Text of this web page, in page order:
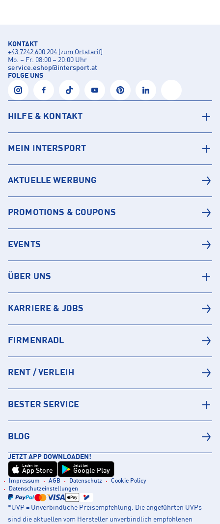
KONTAKT
+43 7242 600 204 (zum Ortstarif)
Mo. – Fr. 08:00 – 20:00 Uhr
service.eshop@intersport.at
FOLGE UNS
HILFE & KONTAKT
MEIN INTERSPORT
AKTUELLE WERBUNG
PROMOTIONS & COUPONS
EVENTS
ÜBER UNS
KARRIERE & JOBS
FIRMENRADL
RENT / VERLEIH
BESTER SERVICE
BLOG
JETZT APP DOWNLOADEN!
Laden im
App Store
Jetzt bei
Google Play
Impressum AGB Datenschutz
Cookie Policy
Datenschutzeinstellungen
*UVP = Unverbindliche Preisempfehlung. Die angeführten UVPs
sind die aktuellen vom Hersteller unverbindlich empfohlenen